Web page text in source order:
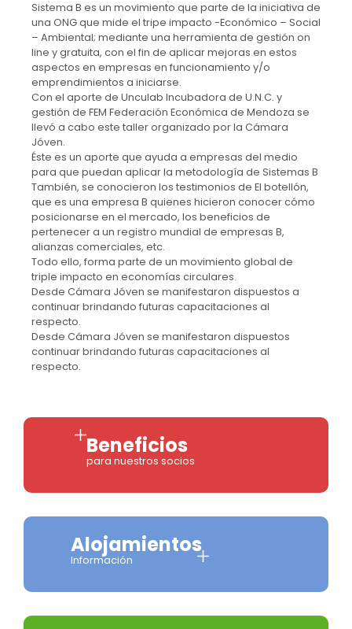
Sistema B es un movimiento que parte de la iniciativa de
una ONG que mide el tripe impacto -Económico – Social
– Ambiental; mediante una herramienta de gestión on
line y gratuita, con el fin de aplicar mejoras en estos
aspectos en empresas en funcionamiento y/o
emprendimientos a iniciarse.
Con el aporte de Unculab Incubadora de U.N.C. y
gestión de FEM Federación Económica de Mendoza se
llevó a cabo este taller organizado por la Cámara
Jóven.
Éste es un aporte que ayuda a empresas del medio
para que puedan aplicar la metodología de Sistemas B
También, se conocieron los testimonios de El botellón,
que es una empresa B quienes hicieron conocer cómo
posicionarse en el mercado, los beneficios de
pertenecer a un registro mundial de empresas B,
alianzas comerciales, etc.
Todo ello, forma parte de un movimiento global de
triple impacto en economías circulares.
Desde Cámara Jóven se manifestaron dispuestos a
continuar brindando futuras capacitaciones al
respecto.
Desde Cámara Jóven se manifestaron dispuestos
continuar brindando futuras capacitaciones al
respecto.
Beneficios
para nuestros socios
Alojamientos
Información